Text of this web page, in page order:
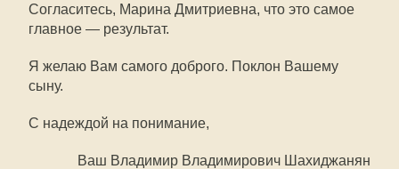
Согласитесь, Марина Дмитриевна, что это самое
главное — результат.
Я желаю Вам самого доброго. Поклон Вашему
сыну.
С надеждой на понимание,
Ваш Владимир Владимирович Шахиджанян